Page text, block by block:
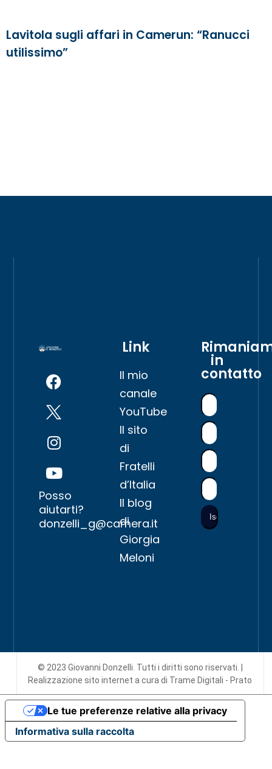
Lavitola sugli affari in Camerun: “Ranucci
utilissimo”
Posso
aiutarti?
donzelli_g@camera.it
Link
Il mio
canale
YouTube
Il sito
di
Fratelli
d’Italia
Il blog
di
Giorgia
Meloni
in
contatto
© 2023 Giovanni Donzelli. Tutti i diritti sono riservati. |
Realizzazione sito interneta cura di Trame Digitali - Prato
Informativa sulla raccolta
Le tue preferenze relative alla privacy